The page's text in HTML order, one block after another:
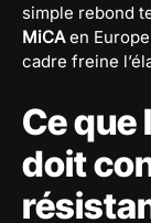
simple rebond
MiCAen
cadre freine
Ce que
doit